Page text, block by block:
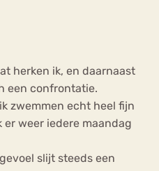
herken ik, en daarnaast
een confrontatie.
zwemmen echt heel fijn
weer iedere maandag
slijt steeds een